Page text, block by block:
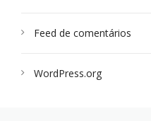
Feed de comentários
WordPress.org